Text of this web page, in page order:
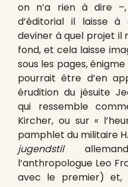
on n’a rien à dire –,
d’éditorial il laisse
deviner à quel projet il
fond, et cela laisse
sous les pages,
pourrait être d’en
érudition du jésuite
qui ressemble
Kircher, ou sur «
pamphlet du militaire
jugendstil
l’anthropologue Leo
avec le premier) et,